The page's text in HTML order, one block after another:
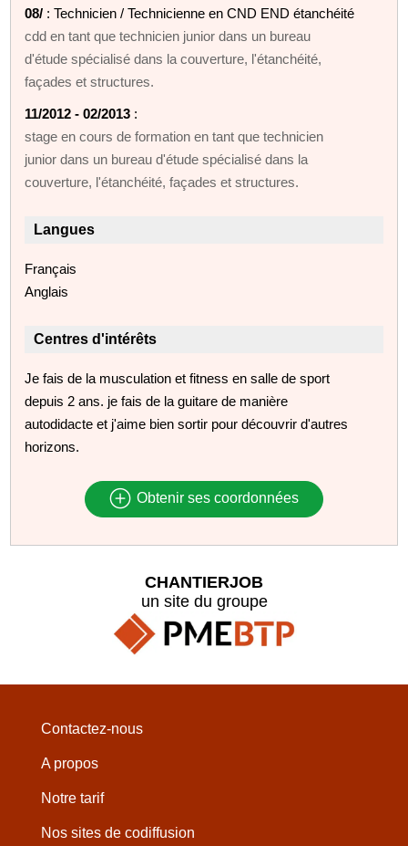
08/ : Technicien / Technicienne en CND END étanchéité
cdd en tant que technicien junior dans un bureau
d'étude spécialisé dans la couverture, l'étanchéité,
façades et structures.
11/2012 - 02/2013 :
stage en cours de formation en tant que technicien
junior dans un bureau d'étude spécialisé dans la
couverture, l'étanchéité, façades et structures.
Langues
Français
Anglais
Centres d'intérêts
Je fais de la musculation et fitness en salle de sport
depuis 2 ans. je fais de la guitare de manière
autodidacte et j'aime bien sortir pour découvrir d'autres
horizons.
Obtenir ses coordonnées
CHANTIERJOB
un site du groupe
Contactez-nous
A propos
Notre tarif
Nos sites de codiffusion